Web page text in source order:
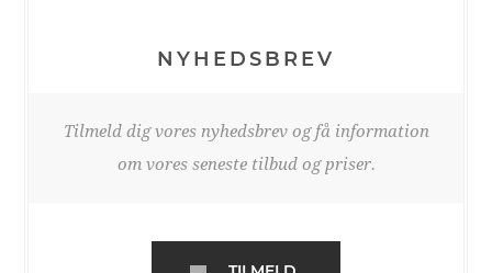
NYHEDSBREV
Tilmeld dig vores nyhedsbrev og få information
om vores seneste tilbud og priser.